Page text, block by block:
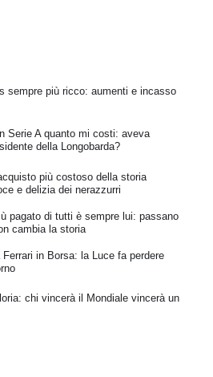
sempre più ricco: aumenti e incasso
Serie A quanto mi costi: aveva
della Longobarda?
più costoso della storia
e delizia dei nerazzurri
pagato di tutti è sempre lui: passano
cambia la storia
in Borsa: la Luce fa perdere
chi vincerà il Mondiale vincerà un